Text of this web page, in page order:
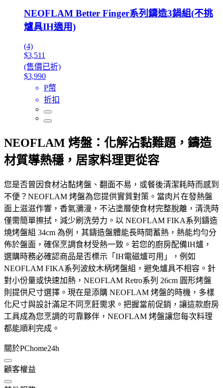
NEOFLAM Better Finger系列鑄造3鍋組(不挑
爐具IH適用)
(4)
$3,511
(售價已折)
$3,990
P幣
折扣
NEOFLAM 烤盤：化解沾黏難題，鑄造
材質導熱穩，居家料理更從容
您是否曾因食材沾黏烤盤、翻面不易，或餐後清潔耗時而感到
不便？NEOFLAM 烤盤為您提供實質對策。當肉片在發熱盤
面上滋滋作響，香氣瀰漫，不沾塗層使食材完整脫離，清洗時
僅需簡單擦拭，減少刷洗勞力。以 NEOFLAM FIKA系列鑄造
燒烤盤組 34cm 為例，其鑄造盤體能長時間蓄熱，熱能均勻分
佈於盤面，確保烹調食材受熱一致。若您的廚房配備IH爐，
選購時務必確認商品是否標示「IH電磁爐可用」，例如
NEOFLAM FIKA系列波紋木柄烤盤組，避免爐具不相容。針
對小份量或快速加熱，NEOFLAM Retro系列 26cm 圓形烤盤
則提供尺寸選擇。現在是添購 NEOFLAM 烤盤的時機，多樣
化尺寸與設計滿足不同烹飪需求。把握當前促銷，讓這款廚房
工具成為您烹調的可靠夥伴，NEOFLAM 烤盤讓您每次料理
都能順利完成。
關於PChome24h
顧客權益